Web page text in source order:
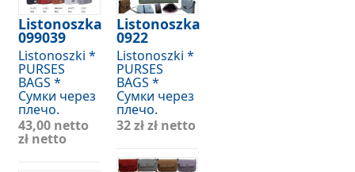
Listonoszka
099039
Listonoszki *
PURSES
BAGS *
Сумки через
плечо.
43,00 netto
zł netto
Listonoszka
0922
Listonoszki *
PURSES
BAGS *
Сумки через
плечо.
32 złzł netto